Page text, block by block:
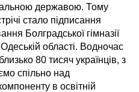
державою. Тому
стало підписання
Болградської гімназії
області. Водночас
80 тисяч українців, з
спільно над
в освітній